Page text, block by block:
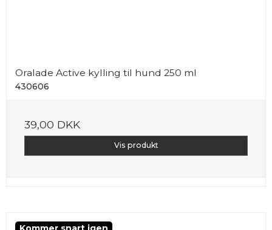
Oralade Active kylling til hund 250 ml
430606
39,00 DKK
Vis produkt